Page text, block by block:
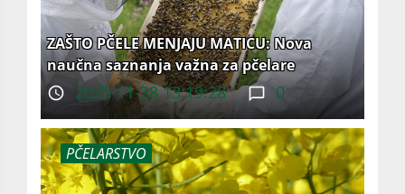
ZAŠTO PČELE MENJAJU MATICU: Nova
naučna saznanja važna za pčelare
2025-11-28 13:19:28 0
PČELARSTVO